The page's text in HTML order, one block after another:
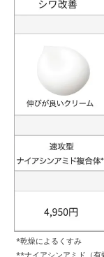
*乾燥によるくすみ
**ナイアシンアミド（有